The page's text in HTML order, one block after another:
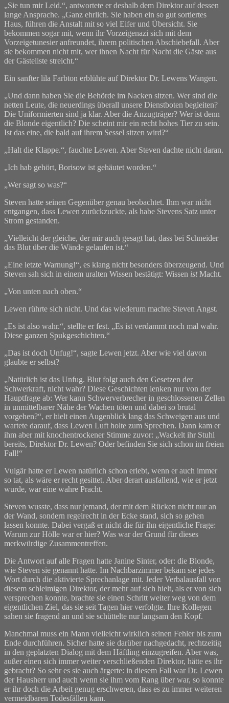
„Sie tun mir Leid.“, antwortete er deshalb dem Direktor auf dessen
lange Ansprache. „Ganz ehrlich. Sie haben ein so gut sortiertes
Haus, führen die Anstalt mit so viel Eifer und Übersicht. Sie
bekommen sogar mit, wenn ihr Vorzeigenazi sich mit dem
Vorzeigetunesier anfreundet, ihrem politischen Abschiebefall. Aber
sie bekommen nicht mit, wer ihnen Nacht für Nacht die Gäste aus
der Gästeliste streicht.“
Ein sanfter lila Farbton erblühte auf Direktor Dr. Lewens Wangen.
„Und dann haben Sie die Behörde im Nacken sitzen. Wer sind die
netten Leute, die neuerdings überall unsere Dienstboten begleiten?
Die Uniformierten sind ja klar. Aber die Anzugträger? Wer ist denn
die Blonde eigentlich? Die scheint mir ein recht hohes Tier zu sein.
Ist das eine, die bald auf ihrem Sessel sitzen wird?“
„Halt die Klappe.“, fauchte Lewen. Aber Steven dachte nicht daran.
„Ich hab gehört, Borisow ist gehäutet worden.“
„Wer sagt so was?“
Steven hatte seinen Gegenüber genau beobachtet. Ihm war nicht
entgangen, dass Lewen zurückzuckte, als habe Stevens Satz unter
Strom gestanden.
„Vielleicht der gleiche, der mir auch gesagt hat, dass bei Schneider
das Blut über die Wände gelaufen ist.“
„Eine letzte Warnung!“, es klang nicht besonders überzeugend. Und
Steven sah sich in einem uralten Wissen bestätigt: Wissen istMacht.
„Von unten nach oben.“
Lewen rührte sich nicht. Und das wiederum machte Steven Angst.
„Es ist also wahr.“, stellte er fest. „Es ist verdammt noch mal wahr.
Diese ganzen Spukgeschichten.“
„Das ist doch Unfug!“, sagte Lewen jetzt. Aber wie viel davon
glaubte er selbst?
„Natürlich ist das Unfug. Blut folgt auch den Gesetzen der
Schwerkraft, nicht wahr? Diese Geschichten lenken nur von der
Hauptfrage ab: Wer kann Schwerverbrecher in geschlossenen Zellen
in unmittelbarer Nähe der Wachen töten und dabei so brutal
vorgehen?“, er hielt einen Augenblick lang das Schweigen aus und
wartete darauf, dass Lewen Luft holte zum Sprechen. Dann kam er
ihm aber mit knochentrockener Stimme zuvor: „Wackelt ihr Stuhl
bereits, Direktor Dr. Lewen? Oder befinden Sie sich schon im freien
Fall!“
Vulgär hatte er Lewen natürlich schon erlebt, wenn er auch immer
so tat, als wäre er recht gesittet. Aber derart ausfallend, wie er jetzt
wurde, war eine wahre Pracht.
Steven wusste, dass nur jemand, der mit dem Rücken nicht nur an
der Wand, sondern regelrecht in der Ecke stand, sich so gehen
lassen konnte. Dabei vergaß er nicht die für ihn eigentliche Frage:
Warum zur Hölle war er hier? Was war der Grund für dieses
merkwürdige Zusammentreffen.
Die Antwort auf alle Fragen hatte Janine Sinter, oder: die Blonde,
wie Steven sie genannt hatte. Im Nachbarzimmer bekam sie jedes
Wort durch die aktivierte Sprechanlage mit. Jeder Verbalausfall von
diesem schleimigen Direktor, der mehr auf sich hielt, als er von sich
versprechen konnte, brachte sie einen Schritt weiter weg von dem
eigentlichen Ziel, das sie seit Tagen hier verfolgte. Ihre Kollegen
sahen sie fragend an und sie schüttelte nur langsam den Kopf.
Manchmal muss ein Mann vielleicht wirklich seinen Fehler bis zum
Ende durchführen. Sicher hatte sie darüber nachgedacht, rechtzeitig
in den geplatzten Dialog mit dem Häftling einzugreifen. Aber was,
außer einen sich immer weiter verschließenden Direktor, hätte es ihr
gebracht? So sehr es sie auch ärgerte: in diesem Fall war Dr. Lewen
der Hausherr und auch wenn sie ihm vom Rang über war, so konnte
er ihr doch die Arbeit genug erschweren, dass es zu immer weiteren
vermeidbaren Todesfällen kam.